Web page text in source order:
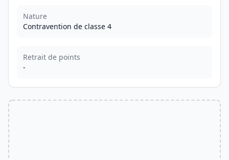
Nature
Contravention de classe 4
Retrait de points
-